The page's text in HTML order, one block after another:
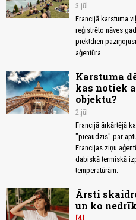
3.jūl
Francijā karstuma
reģistrēto nāves
piektdien
aģentūra.
Karstuma
kas notiek
objektu?
2.jūl
Francijā ārkārtējā
"pieaudzis" par
Francijas ziņu
dabiskā termiskā
temperatūrām.
Ārsti
un ko
4